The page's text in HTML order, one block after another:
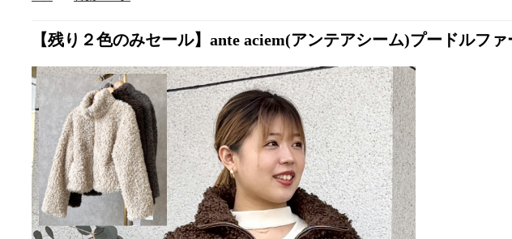
【残り２色のみセール】ante aciem(アンテアシーム)プードルフ